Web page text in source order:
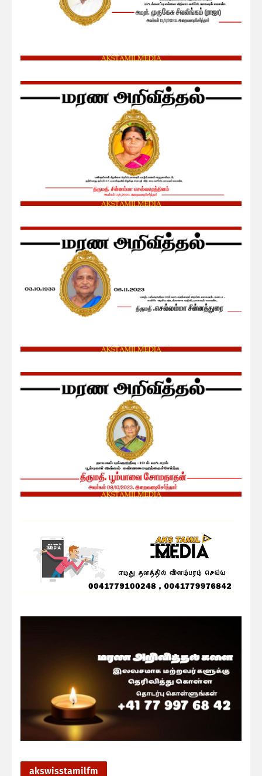
akswisstamilfm